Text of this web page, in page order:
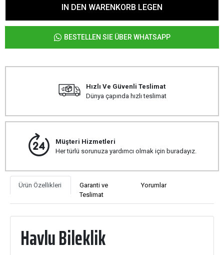
IN DEN WARENKORB LEGEN
BESTELLEN SIE ÜBER WHATSAPP
Hızlı Ve Güvenli Teslimat
Dünya çapında hızlı teslimat
Müşteri Hizmetleri
Her türlü sorunuza yardımcı olmak için buradayız.
Ürün Özellikleri
Garanti ve
Teslimat
Yorumlar
Havlu Bileklik